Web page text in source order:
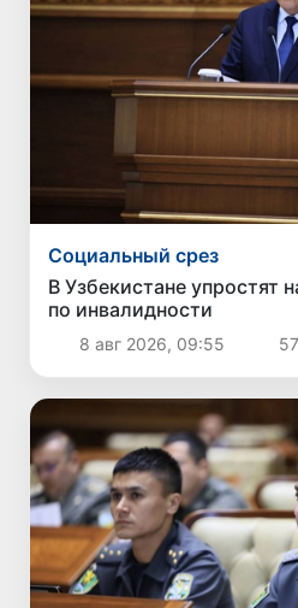
Социальный срез
В Узбекистане упростят
по инвалидности
8 авг 2026, 09:55